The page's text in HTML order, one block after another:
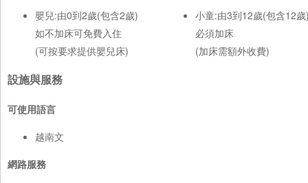
嬰兒:由0到2歲(包含2歲)
如不加床可免費入住
(可按要求提供嬰兒床)
小童:由3到12歲(包含12
必須加床
(加床需額外收費)
設施與服務
可使用語言
越南文
網路服務